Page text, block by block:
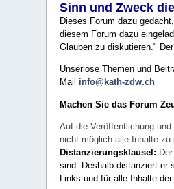
Sinn und Zweck
Dieses Forum dazu
diesem Forum dazu
Glauben zu diskutieren."
Unseriöse Themen und
Mail info@kath-zdw.ch
Machen Sie das Forum
Auf die Veröffentlichung
nicht möglich alle Inhalte
Distanzierungsklausel:
sind. Deshalb distanziert er
Links und für alle Inhalte